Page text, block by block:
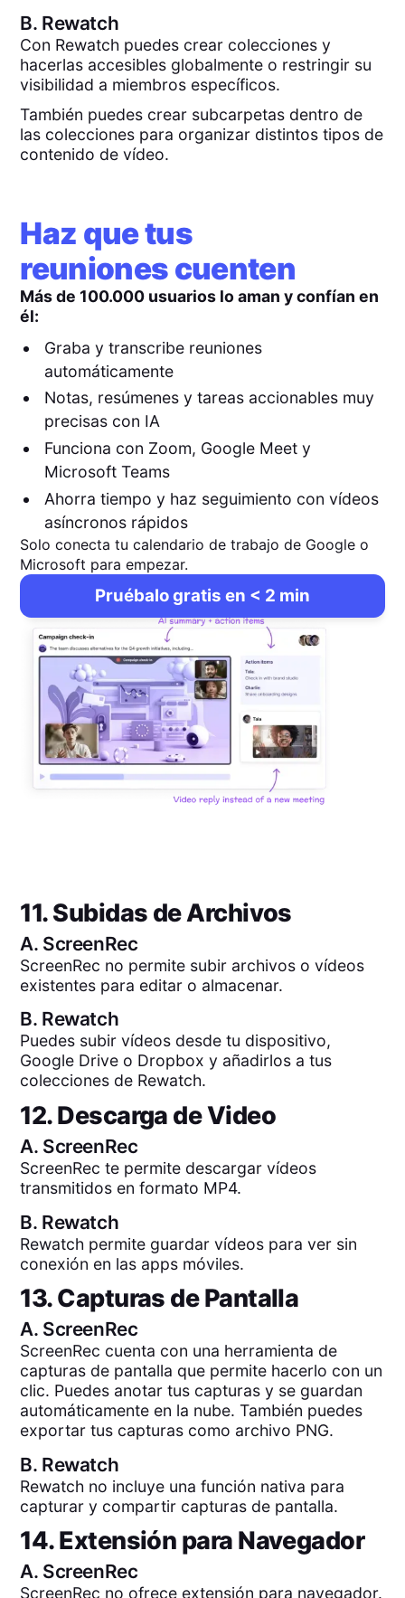
B. Rewatch
Con Rewatch puedes crear colecciones y
hacerlas accesibles globalmente o restringir su
visibilidad a miembros específicos.
También puedes crear subcarpetas dentro de
las colecciones para organizar distintos tipos de
contenido de vídeo.
Haz que tus
reuniones cuenten
Más de 100.000 usuarios lo aman y confían en
él:
Graba y transcribe reuniones
automáticamente
Notas, resúmenes y tareas accionables muy
precisas con IA
Funciona con Zoom, Google Meet y
Microsoft Teams
Ahorra tiempo y haz seguimiento con vídeos
asíncronos rápidos
Solo conecta tu calendario de trabajo de Google o
Microsoft para empezar.
Pruébalo gratis en < 2 min
11. Subidas de Archivos
A. ScreenRec
ScreenRec no permite subir archivos o vídeos
existentes para editar o almacenar.
B. Rewatch
Puedes subir vídeos desde tu dispositivo,
Google Drive o Dropbox y añadirlos a tus
colecciones de Rewatch.
12. Descarga de Video
A. ScreenRec
ScreenRec te permite descargar vídeos
transmitidos en formato MP4.
B. Rewatch
Rewatch permite guardar vídeos para ver sin
conexión en las apps móviles.
13. Capturas de Pantalla
A. ScreenRec
ScreenRec cuenta con una herramienta de
capturas de pantalla que permite hacerlo con un
clic. Puedes anotar tus capturas y se guardan
automáticamente en la nube. También puedes
exportar tus capturas como archivo PNG.
B. Rewatch
Rewatch no incluye una función nativa para
capturar y compartir capturas de pantalla.
14. Extensión para Navegador
A. ScreenRec
ScreenRec no ofrece extensión para navegador.